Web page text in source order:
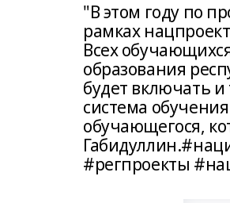
"В этом году по
рамках
Всех
образования
будет включать
система
обучающегося,
#регпроекты